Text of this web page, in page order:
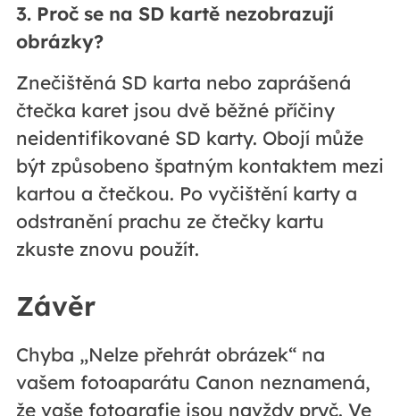
3. Proč se na SD kartě nezobrazují
obrázky?
Znečištěná SD karta nebo zaprášená
čtečka karet jsou dvě běžné příčiny
neidentifikované SD karty. Obojí může
být způsobeno špatným kontaktem mezi
kartou a čtečkou. Po vyčištění karty a
odstranění prachu ze čtečky kartu
zkuste znovu použít.
Závěr
Chyba „Nelze přehrát obrázek“ na
vašem fotoaparátu Canon neznamená,
že vaše fotografie jsou navždy pryč. Ve